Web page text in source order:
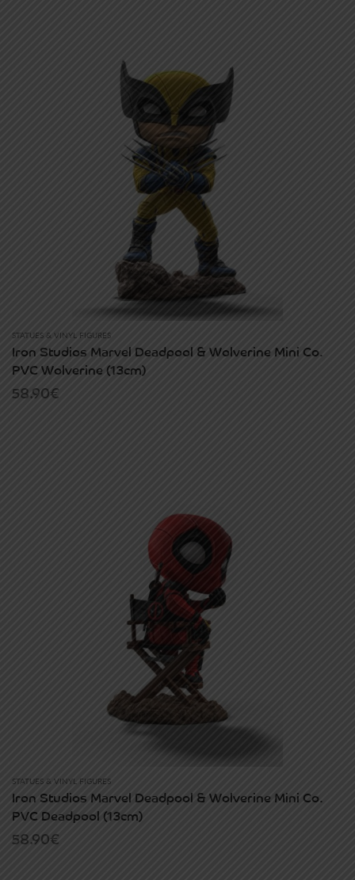
STATUES & VINYL FIGURES
Iron Studios Marvel Deadpool & Wolverine Mini Co.
PVC Wolverine (13cm)
58.90€
STATUES & VINYL FIGURES
Iron Studios Marvel Deadpool & Wolverine Mini Co.
PVC Deadpool (13cm)
58.90€